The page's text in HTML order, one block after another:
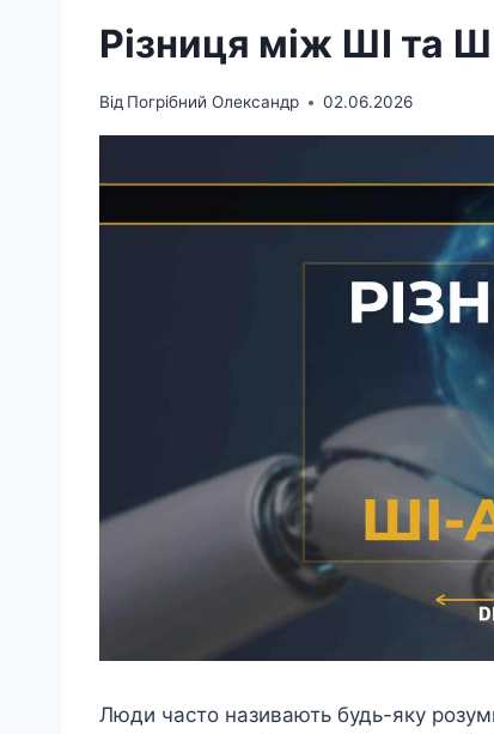
Різниця між ШІ та
Від Погрібний Олександр 02.06.2026
Люди часто називають будь-яку